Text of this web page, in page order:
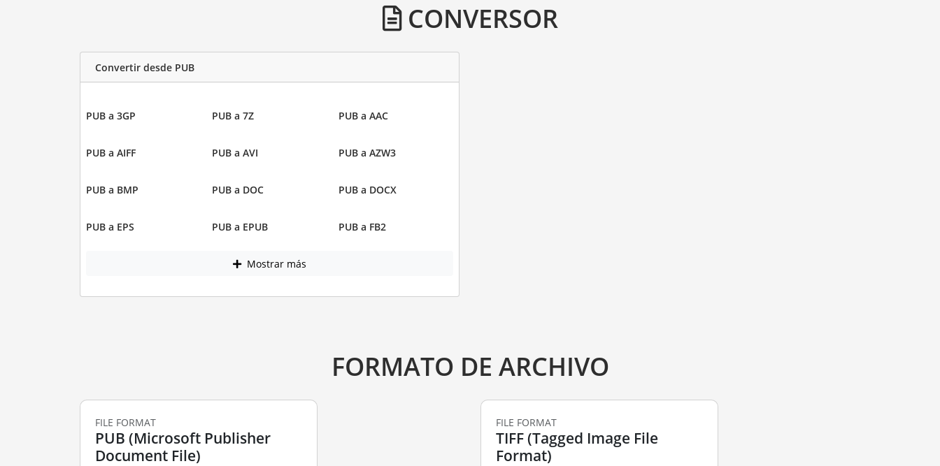
CONVERSOR
Convertir desde PUB
PUB a 3GP PUB a 7Z PUB a AAC
PUB a AIFF PUB a AVI PUB a AZW3
PUB a BMP PUB a DOC PUB a DOCX
PUB a EPS PUB a EPUB PUB a FB2
Mostrar más
FORMATO DE ARCHIVO
FILE FORMAT
PUB (Microsoft Publisher
Document File)
FILE FORMAT
TIFF (Tagged Image File
Format)